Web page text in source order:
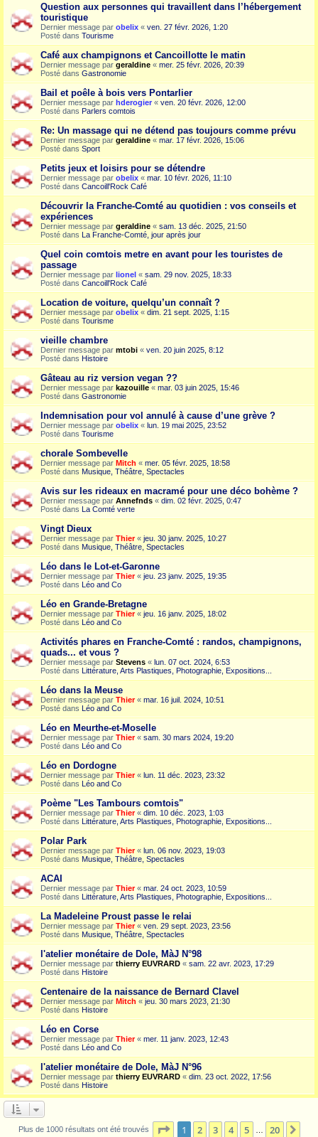
Question aux personnes qui travaillent dans l’hébergement
touristique
Dernier message par obelix « ven. 27 févr. 2026, 1:20
Posté dans Tourisme
Café aux champignons et Cancoillotte le matin
Dernier message par geraldine « mer. 25 févr. 2026, 20:39
Posté dans Gastronomie
Bail et poêle à bois vers Pontarlier
Dernier message par hderogier « ven. 20 févr. 2026, 12:00
Posté dans Parlers comtois
Re: Un massage qui ne détend pas toujours comme prévu
Dernier message par geraldine « mar. 17 févr. 2026, 15:06
Posté dans Sport
Petits jeux et loisirs pour se détendre
Dernier message par obelix « mar. 10 févr. 2026, 11:10
Posté dans Cancoill'Rock Café
Découvrir la Franche-Comté au quotidien : vos conseils et
expériences
Dernier message par geraldine « sam. 13 déc. 2025, 21:50
Posté dans La Franche-Comté, jour après jour
Quel coin comtois metre en avant pour les touristes de
passage
Dernier message par lionel « sam. 29 nov. 2025, 18:33
Posté dans Cancoill'Rock Café
Location de voiture, quelqu’un connaît ?
Dernier message par obelix « dim. 21 sept. 2025, 1:15
Posté dans Tourisme
vieille chambre
Dernier message par mtobi « ven. 20 juin 2025, 8:12
Posté dans Histoire
Gâteau au riz version vegan ??
Dernier message par kazouille « mar. 03 juin 2025, 15:46
Posté dans Gastronomie
Indemnisation pour vol annulé à cause d’une grève ?
Dernier message par obelix « lun. 19 mai 2025, 23:52
Posté dans Tourisme
chorale Sombevelle
Dernier message par Mitch « mer. 05 févr. 2025, 18:58
Posté dans Musique, Théâtre, Spectacles
Avis sur les rideaux en macramé pour une déco bohème ?
Dernier message par Annefnds « dim. 02 févr. 2025, 0:47
Posté dans La Comté verte
Vingt Dieux
Dernier message par Thier« jeu. 30 janv. 2025, 10:27
Posté dans Musique, Théâtre, Spectacles
Léo dans le Lot-et-Garonne
Dernier message par Thier« jeu. 23 janv. 2025, 19:35
Posté dans Léo and Co
Léo en Grande-Bretagne
Dernier message par Thier« jeu. 16 janv. 2025, 18:02
Posté dans Léo and Co
Activités phares en Franche-Comté : randos, champignons,
quads... et vous ?
Dernier message par Stevens « lun. 07 oct. 2024, 6:53
Posté dans Littérature, Arts Plastiques, Photographie, Expositions...
Léo dans la Meuse
Dernier message par Thier« mar. 16 juil. 2024, 10:51
Posté dans Léo and Co
Léo en Meurthe-et-Moselle
Dernier message par Thier« sam. 30 mars 2024, 19:20
Posté dans Léo and Co
Léo en Dordogne
Dernier message par Thier« lun. 11 déc. 2023, 23:32
Posté dans Léo and Co
Poème "Les Tambours comtois"
Dernier message par Thier« dim. 10 déc. 2023, 1:03
Posté dans Littérature, Arts Plastiques, Photographie, Expositions...
Polar Park
Dernier message par Thier« lun. 06 nov. 2023, 19:03
Posté dans Musique, Théâtre, Spectacles
ACAI
Dernier message par Thier« mar. 24 oct. 2023, 10:59
Posté dans Littérature, Arts Plastiques, Photographie, Expositions...
La Madeleine Proust passe le relai
Dernier message par Thier« ven. 29 sept. 2023, 23:56
Posté dans Musique, Théâtre, Spectacles
l'atelier monétaire de Dole, MàJ N°98
Dernier message par thierry EUVRARD « sam. 22 avr. 2023, 17:29
Posté dans Histoire
Centenaire de la naissance de Bernard Clavel
Dernier message par Mitch « jeu. 30 mars 2023, 21:30
Posté dans Histoire
Léo en Corse
Dernier message par Thier« mer. 11 janv. 2023, 12:43
Posté dans Léo and Co
l'atelier monétaire de Dole, MàJ N°96
Dernier message par thierry EUVRARD « dim. 23 oct. 2022, 17:56
Posté dans Histoire
Plus de 1000 résultats ont été trouvés Page 1sur20
1 2 3 4 5 20